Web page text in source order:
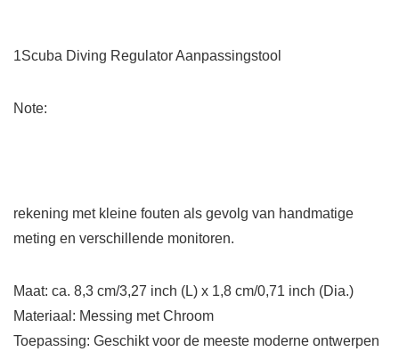
1Scuba Diving Regulator Aanpassingstool
Note:
rekening met kleine fouten als gevolg van handmatige
meting en verschillende monitoren.
Maat: ca. 8,3 cm/3,27 inch (L) x 1,8 cm/0,71 inch (Dia.)
Materiaal: Messing met Chroom
Toepassing: Geschikt voor de meeste moderne ontwerpen